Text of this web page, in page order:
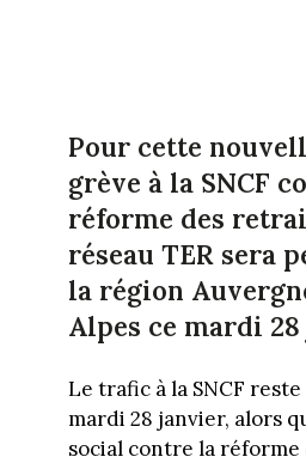
Pour cette
grève à la SNCF
réforme des
réseau TER sera
la région
Alpes ce mardi
Le trafic à la SNCF
mardi 28 janvier, alors
social contre la